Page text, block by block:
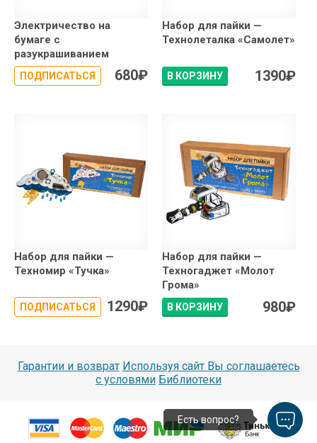
Электричество на
бумаге с
разукрашиванием
ПОДПИСАТЬСЯ 680₽
Набор для пайки —
Технолеталка «Самолет»
В КОРЗИНУ 1390₽
Набор для пайки —
Техномир «Тучка»
ПОДПИСАТЬСЯ 1290₽
Набор для пайки —
Техногаджет «Молот
Грома»
В КОРЗИНУ 980₽
Гарантии и возврат Используя сайт Вы соглашаетесь
с условями Библиотеки
Есть вопрос?